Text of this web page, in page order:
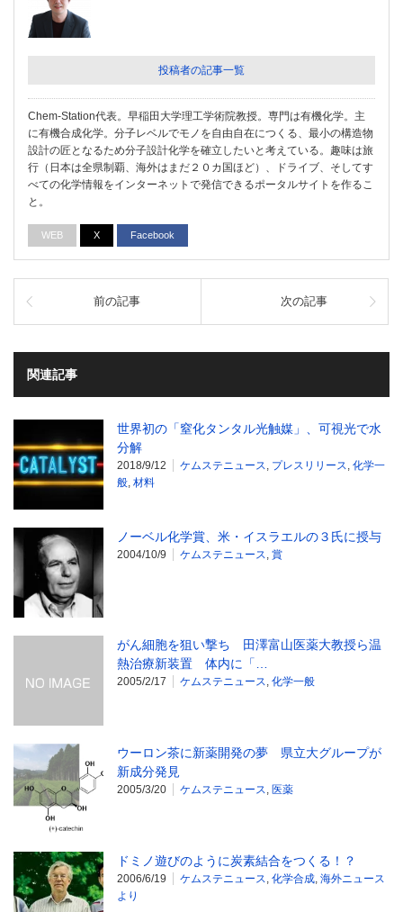
投稿者の記事一覧
Chem-Station代表。早稲田大学理工学術院教授。専門は有機化学。主
に有機合成化学。分子レベルでモノを自由自在につくる、最小の構造物
設計の匠となるため分子設計化学を確立したいと考えている。趣味は旅
行（日本は全県制覇、海外はまだ２０カ国ほど）、ドライブ、そしてす
べての化学情報をインターネットで発信できるポータルサイトを作るこ
と。
WEB X Facebook
前の記事 次の記事
関連記事
世界初の「窒化タンタル光触媒」、可視光で水
分解
2018/9/12 ケムステニュース, プレスリリース, 化学一
般, 材料
ノーベル化学賞、米・イスラエルの３氏に授与
2004/10/9 ケムステニュース, 賞
がん細胞を狙い撃ち 田澤富山医薬大教授ら温
熱治療新装置 体内に「…
2005/2/17 ケムステニュース, 化学一般
ウーロン茶に新薬開発の夢 県立大グループが
新成分発見
2005/3/20 ケムステニュース, 医薬
ドミノ遊びのように炭素結合をつくる！？
2006/6/19 ケムステニュース, 化学合成, 海外ニュース
より